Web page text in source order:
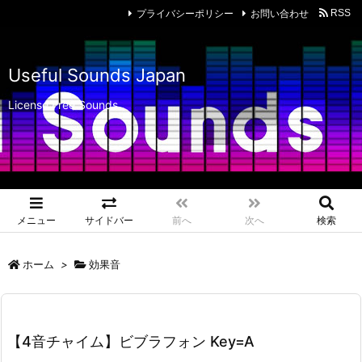
Useful Sounds Japan
License Free Sounds
メニュー サイドバー 前へ 次へ 検索
プライバシーポリシー お問い合わせ RSS
ホーム > 効果音
【4音チャイム】ビブラフォン Key=A